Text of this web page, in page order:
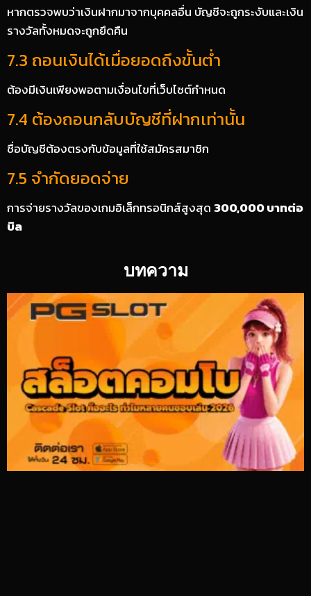
หากตรวจพบว่าเงินฝากมาจากบุคคลอื่น บัญชีจะถูกระงับและเงิน
รางวัลทั้งหมดจะถูกยึดคืน
7.3 ถอนเงินได้เมื่อยอดถึงขั้นต่ำ
ต้องมีเงินเพียงพอตามเงื่อนไขที่เว็บไซต์กำหนด
7.4 ต้องถอนกลับบัญชีที่ฝากเท่านั้น
ชื่อบัญชีต้องตรงกับข้อมูลที่ใช้สมัครสมาชิก
7.5 จำกัดยอดจ่าย
การจ่ายรางวัลของเกมอิเล็กทรอนิกส์สูงสุด 300,000 บาทต่อ
บิล
บทความ